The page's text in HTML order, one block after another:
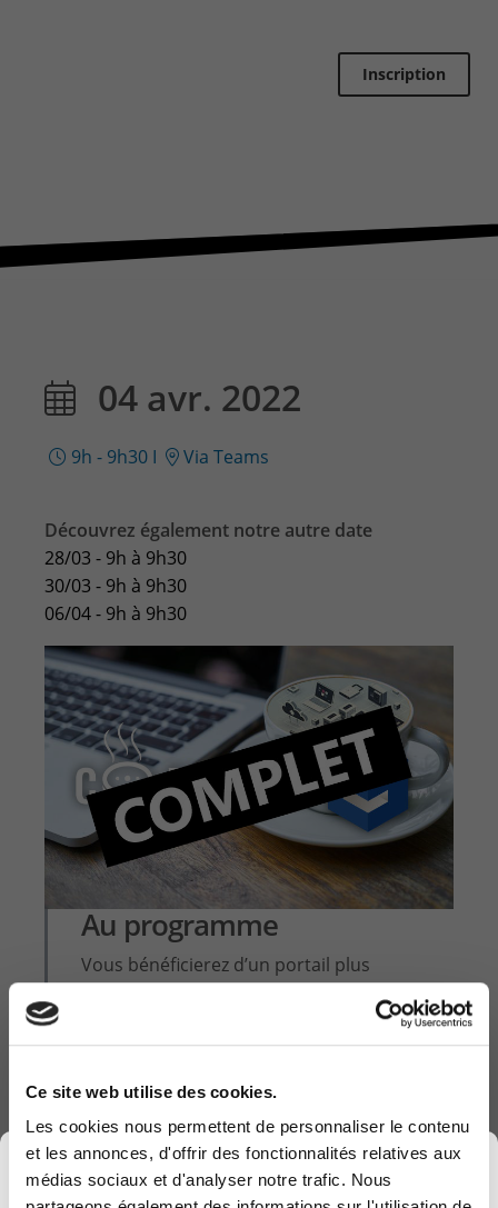
Ce site web utilise des cookies.
Les cookies nous permettent de personnaliser le contenu
et les annonces, d'offrir des fonctionnalités relatives aux
médias sociaux et d'analyser notre trafic. Nous
CONTACT & PLAN D'ACCES
Inscription
04 avr. 2022
9h - 9h30 I Via Teams
Découvrez également notre autre date
28/03 - 9h à 9h30
30/03 - 9h à 9h30
06/04 - 9h à 9h30
Au programme
Vous bénéficierez d’un portail plus
accueillant et plus intuitif permettant ces
• Une facilité d’ouverture de ticket
• Une transparence sur les activités vous
concernant
• Une plateforme d’échanges interactive